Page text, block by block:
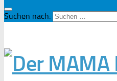
Suchen nach: